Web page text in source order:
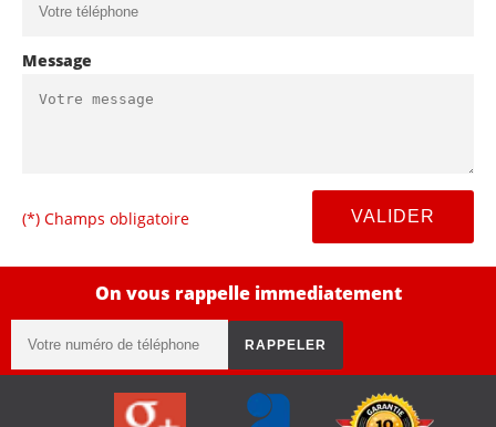
Message
(*) Champs obligatoire
On vous rappelle immediatement